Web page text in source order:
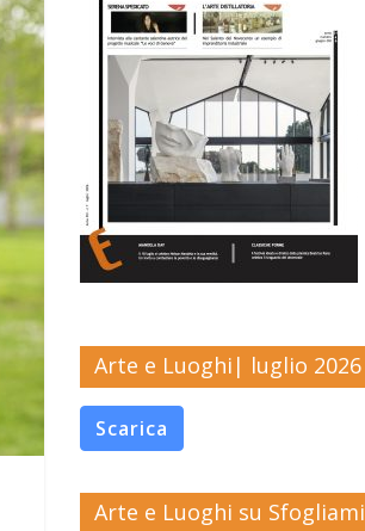
Arte e Luoghi| luglio 2026
Scarica
Arte e Luoghi su Sfogliami